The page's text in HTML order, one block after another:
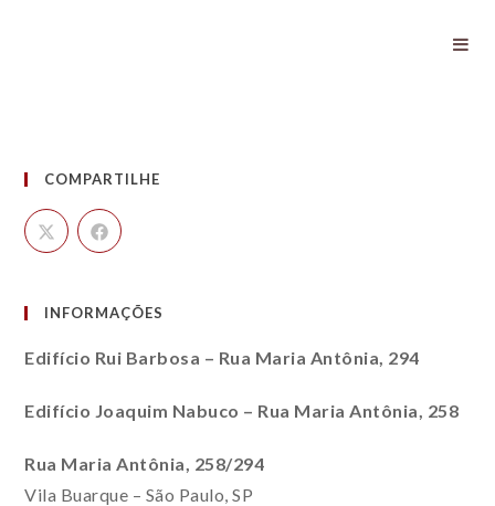
COMPARTILHE
INFORMAÇÕES
Edifício Rui Barbosa – Rua Maria Antônia, 294
Edifício Joaquim Nabuco – Rua Maria Antônia, 258
Rua Maria Antônia, 258/294
Vila Buarque – São Paulo, SP